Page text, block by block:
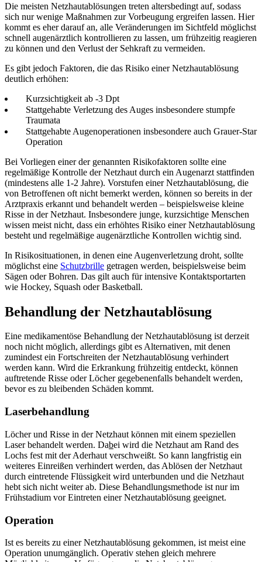
Die meisten Netzhautablösungen treten altersbedingt auf, sodass
sich nur wenige Maßnahmen zur Vorbeugung ergreifen lassen. Hier
kommt es eher darauf an, alle Veränderungen im Sichtfeld möglichst
schnell augenärztlich kontrollieren zu lassen, um frühzeitig reagieren
zu können und den Verlust der Sehkraft zu vermeiden.
Es gibt jedoch Faktoren, die das Risiko einer Netzhautablösung
deutlich erhöhen:
Kurzsichtigkeit ab -3 Dpt
Stattgehabte Verletzung des Auges insbesondere stumpfe
Traumata
Stattgehabte Augenoperationen insbesondere auch Grauer-Star
Operation
Bei Vorliegen einer der genannten Risikofaktoren sollte eine
regelmäßige Kontrolle der Netzhaut durch ein Augenarzt stattfinden
(mindestens alle 1-2 Jahre). Vorstufen einer Netzhautablösung, die
von Betroffenen oft nicht bemerkt werden, können so bereits in der
Arztpraxis erkannt und behandelt werden – beispielsweise kleine
Risse in der Netzhaut. Insbesondere junge, kurzsichtige Menschen
wissen meist nicht, dass ein erhöhtes Risiko einer Netzhautablösung
besteht und regelmäßige augenärztliche Kontrollen wichtig sind.
In Risikosituationen, in denen eine Augenverletzung droht, sollte
möglichst eine Schutzbrille getragen werden, beispielsweise beim
Sägen oder Bohren. Das gilt auch für intensive Kontaktsportarten
wie Hockey, Squash oder Basketball.
Behandlung der Netzhautablösung
Eine medikamentöse Behandlung der Netzhautablösung ist derzeit
noch nicht möglich, allerdings gibt es Alternativen, mit denen
zumindest ein Fortschreiten der Netzhautablösung verhindert
werden kann. Wird die Erkrankung frühzeitig entdeckt, können
auftretende Risse oder Löcher gegebenenfalls behandelt werden,
bevor es zu bleibenden Schäden kommt.
Laserbehandlung
Löcher und Risse in der Netzhaut können mit einem speziellen
Laser behandelt werden. Dabei wird die Netzhaut am Rand des
Lochs fest mit der Aderhaut verschweißt. So kann langfristig ein
weiteres Einreißen verhindert werden, das Ablösen der Netzhaut
durch eintretende Flüssigkeit wird unterbunden und die Netzhaut
hebt sich nicht weiter ab. Diese Behandlungsmethode ist nur im
Frühstadium vor Eintreten einer Netzhautablösung geeignet.
Operation
Ist es bereits zu einer Netzhautablösung gekommen, ist meist eine
Operation unumgänglich. Operativ stehen gleich mehrere